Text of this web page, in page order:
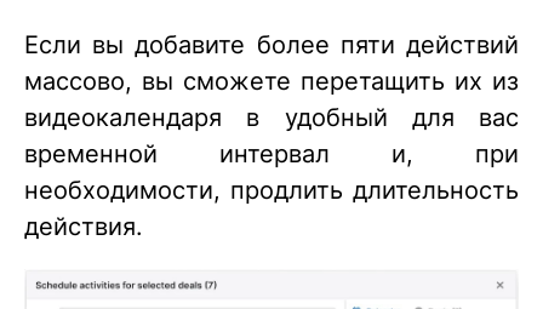
Если вы добавите более пяти действий
массово, вы сможете перетащить их из
видеокалендаря в удобный для вас
временной интервал и, при
необходимости, продлить длительность
действия.